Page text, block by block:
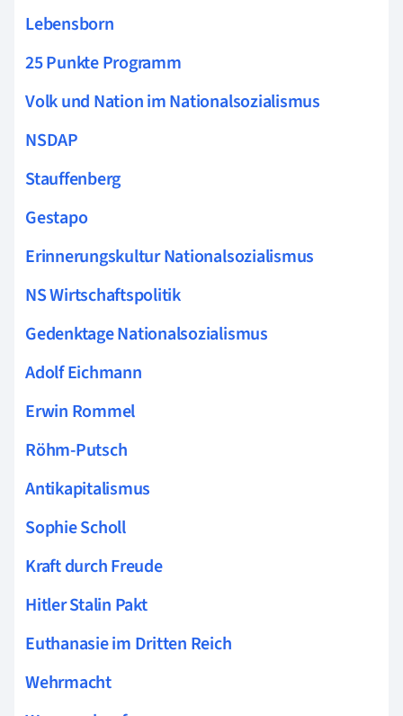
Lebensborn
25 Punkte Programm
Volk und Nation im Nationalsozialismus
NSDAP
Stauffenberg
Gestapo
Erinnerungskultur Nationalsozialismus
NS Wirtschaftspolitik
Gedenktage Nationalsozialismus
Adolf Eichmann
Erwin Rommel
Röhm-Putsch
Antikapitalismus
Sophie Scholl
Kraft durch Freude
Hitler Stalin Pakt
Euthanasie im Dritten Reich
Wehrmacht